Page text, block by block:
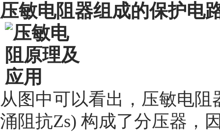
压敏电阻器组成的保护电
从图中可以看出，压敏电阻
涌阻抗Zs) 构成了分压器，